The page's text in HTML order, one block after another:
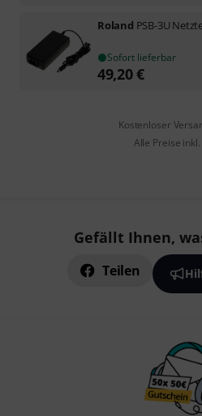
Roland PSB-3U
Sofort lieferbar
49,20€
Kostenloser
Alle Preise
Gefällt Ihnen,
Teilen